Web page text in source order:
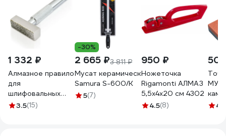
1 332 ₽
Алмазное правило
для
шлифовальных
кругов Men at
3.5(15)
-30%
2 665 ₽3 811 ₽
Мусат керамический 254 мм, белый
Samura S-600/K
5(7)
950 ₽
Ножеточка
Rigamonti АЛМАЗ
5,5x4x20 см 4302
4.5(8)
см4.1